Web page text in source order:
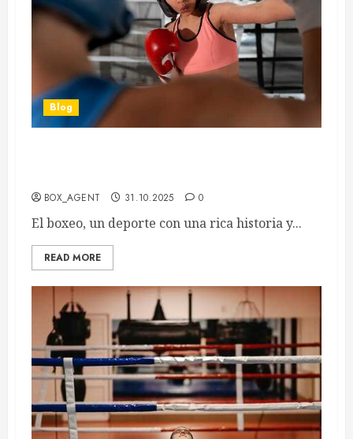
Blog
BOX_AGENT 31.10.2025 0
El boxeo, un deporte con una rica historia y...
READ MORE